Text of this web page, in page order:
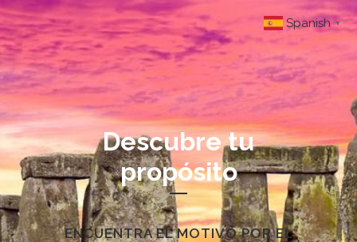
Descubre tu
propósito
ENCUENTRA EL MOTIVO POR EL
Spanish ▼